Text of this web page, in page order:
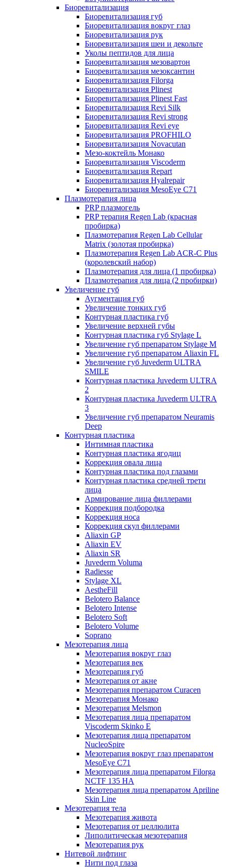
Биоревитализация
Биоревитализация губ
Биоревитализация вокруг глаз
Биоревитализация рук
Биоревитализация шеи и декольте
Уколы пептидов для лица
Биоревитализация мезовартон
Биоревитализация мезоксантин
Биоревитализация Filorga
Биоревитализация Plinest
Биоревитализация Plinest Fast
Биоревитализация Revi Silk
Биоревитализация Revi strong
Биоревитализация Revi eye
Биоревитализация PROFHILO
Биоревитализация Novacutan
Мезо-коктейль Монако
Биоревитализация Viscoderm
Биоревитализация Repart
Биоревитализация Hyalrepair
Биоревитализация MesoEye C71
Плазмотерапия лица
PRP плазмогель
PRP терапия Regen Lab (красная
пробирка)
Плазмотерапия Regen Lab Cellular
Matrix (золотая пробирка)
Плазмотерапия Regen Lab ACR-C Plus
(королевский набор)
Плазмотерапия для лица (1 пробирка)
Плазмотерапия для лица (2 пробирки)
Увеличение губ
Аугментация губ
Увеличение тонких губ
Контурная пластика губ
Увеличение верхней губы
Контурная пластика губ Stylage L
Увеличение губ препаратом Stylage M
Увеличение губ препаратом Aliaxin FL
Увеличение губ Juvederm ULTRA
SMILE
Контурная пластика Juvederm ULTRA
2
Контурная пластика Juvederm ULTRA
3
Увеличение губ препаратом Neuramis
Deep
Контурная пластика
Интимная пластика
Контурная пластика ягодиц
Коррекция овала лица
Контурная пластика под глазами
Контурная пластика средней трети
лица
Армирование лица филлерами
Коррекция подбородка
Коррекция носа
Коррекция скул филлерами
Aliaxin GP
Aliaxin EV
Aliaxin SR
Juvederm Voluma
Radiesse
Stylage XL
AestheFill
Belotero Balance
Belotero Intense
Belotero Soft
Belotero Volume
Soprano
Мезотерапия лица
Мезотерапия вокруг глаз
Мезотерапия век
Мезотерапия губ
Мезотерапия от акне
Мезотерапия препаратом Curacen
Мезотерапия Монако
Мезотерапия Melsmon
Мезотерапия лица препаратом
Viscoderm Skinko E
Мезотерапия лица препаратом
NucleoSpire
Мезотерапия вокруг глаз препаратом
MesoEye С71
Мезотерапия лица препаратом Filorga
NCTF 135 HA
Мезотерапия лица препаратом Apriline
Skin Line
Мезотерапия тела
Мезотерапия живота
Мезотерапия от целлюлита
Липолитическая мезотерапия
Мезотерапия рук
Нитевой лифтинг
Нити под глаза